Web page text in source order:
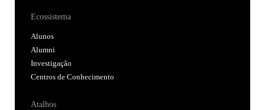
Ecossistema
Alunos
Alumni
Investigação
Centros de Conhecimento
Atalhos